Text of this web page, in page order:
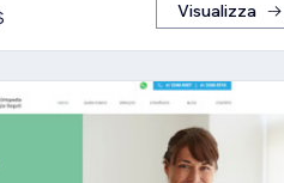
Visualizza